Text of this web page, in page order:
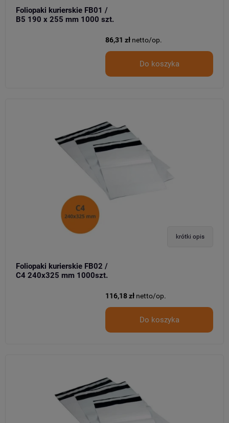
Foliopaki kurierskie FB01 /
B5 190 x 255 mm 1000 szt.
86,31 zł netto/op.
Do koszyka
krótki opis
Foliopaki kurierskie FB02 /
C4 240x325 mm 1000szt.
116,18 zł netto/op.
Do koszyka